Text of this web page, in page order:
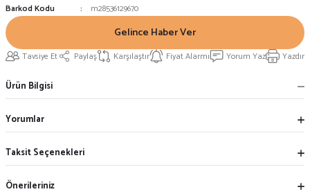
Barkod Kodu
m28536129670
Gelince Haber Ver
Tavsiye Et Paylaş Karşılaştır Fiyat Alarmı Yorum Yaz Yazdır
Ürün Bilgisi
Yorumlar
Taksit Seçenekleri
Önerileriniz